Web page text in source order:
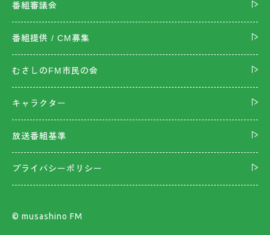
番組審議会
番組提供 / CM募集
むさしのFM市民の会
キャラクター
放送番組基準
プライバシーポリシー
©︎ musashino FM